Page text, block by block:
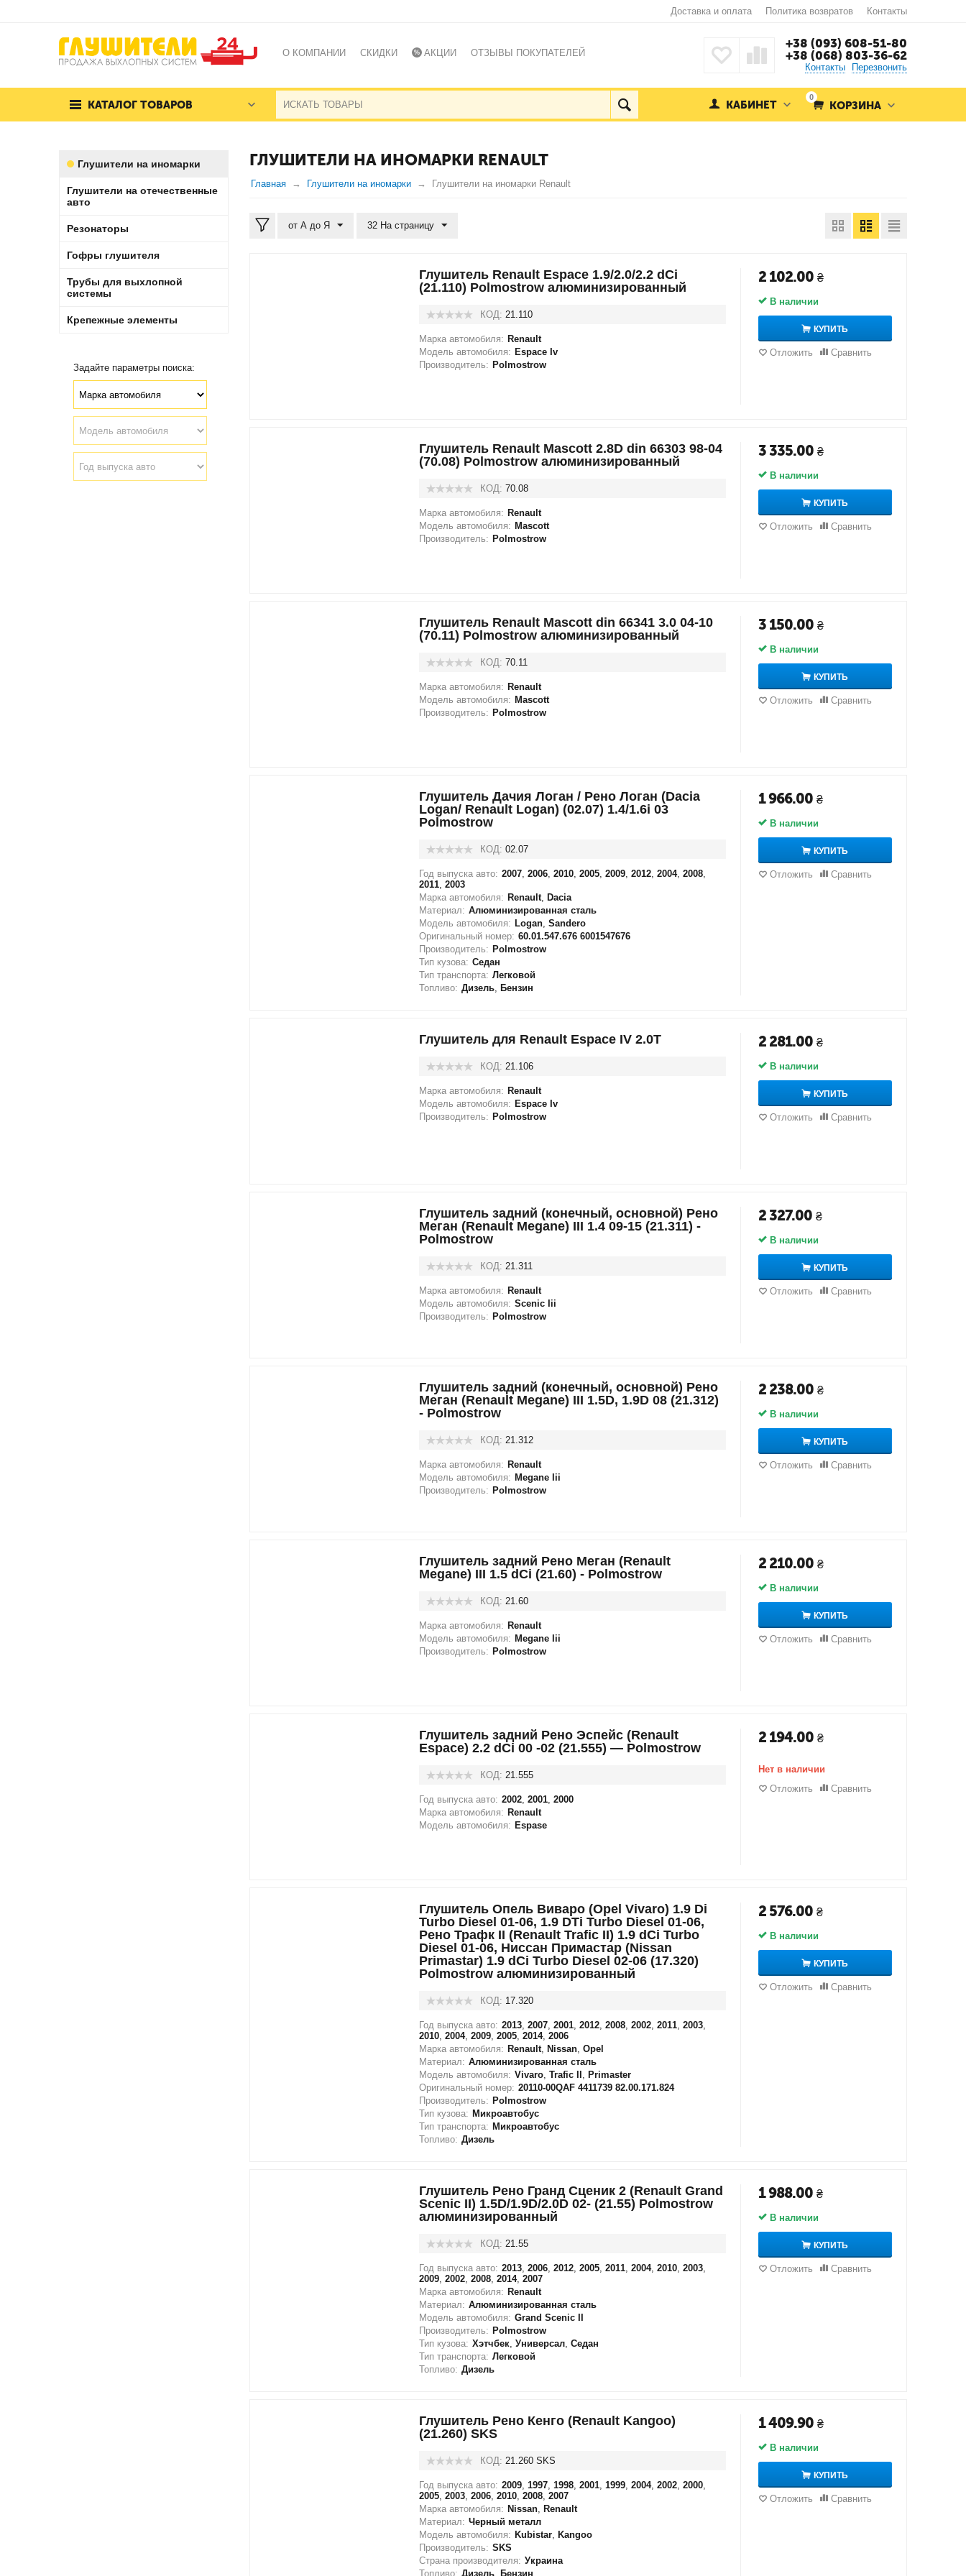
Доставка и оплата Политика возвратов Контакты
О КОМПАНИИ СКИДКИ АКЦИИ ОТЗЫВЫ ПОКУПАТЕЛЕЙ
+38 (093) 608-51-80
+38 (068) 803-36-62
Контакты Перезвонить
КАТАЛОГ ТОВАРОВ
0
КОРЗИНА
КАБИНЕТ
ГЛУШИТЕЛИ НА ИНОМАРКИ RENAULT
Главная Глушители на иномарки Глушители на иномарки Renault
от А до Я 32 На страницу
Глушитель Renault Espace 1.9/2.0/2.2 dCi
(21.110) Polmostrow алюминизированный
КОД: 21.110
Марка автомобиля: Renault
Модель автомобиля: Espace Iv
Производитель: Polmostrow
2 102.00 ₴
В наличии
КУПИТЬ
Отложить Сравнить
Глушитель Renault Mascott 2.8D din 66303 98-04
(70.08) Polmostrow алюминизированный
КОД: 70.08
Марка автомобиля: Renault
Модель автомобиля: Mascott
Производитель: Polmostrow
3 335.00 ₴
В наличии
КУПИТЬ
Отложить Сравнить
Глушитель Renault Mascott din 66341 3.0 04-10
(70.11) Polmostrow алюминизированный
КОД: 70.11
Марка автомобиля: Renault
Модель автомобиля: Mascott
Производитель: Polmostrow
3 150.00 ₴
В наличии
КУПИТЬ
Отложить Сравнить
Глушитель Дачия Логан / Рено Логан (Dacia
Logan/ Renault Logan) (02.07) 1.4/1.6i 03
Polmostrow
КОД: 02.07
Год выпуска авто: 2007, 2006, 2010, 2005, 2009, 2012, 2004, 2008,
2011, 2003
Марка автомобиля: Renault, Dacia
Материал: Алюминизированная сталь
Модель автомобиля: Logan, Sandero
Оригинальный номер: 60.01.547.676 6001547676
Производитель: Polmostrow
Тип кузова: Седан
Тип транспорта: Легковой
Топливо: Дизель, Бензин
1 966.00 ₴
В наличии
КУПИТЬ
Отложить Сравнить
Глушитель для Renault Espace IV 2.0T
КОД: 21.106
Марка автомобиля: Renault
Модель автомобиля: Espace Iv
Производитель: Polmostrow
2 281.00 ₴
В наличии
КУПИТЬ
Отложить Сравнить
Глушитель задний (конечный, основной) Рено
Меган (Renault Megane) III 1.4 09-15 (21.311) -
Polmostrow
КОД: 21.311
Марка автомобиля: Renault
Модель автомобиля: Scenic Iii
Производитель: Polmostrow
2 327.00 ₴
В наличии
КУПИТЬ
Отложить Сравнить
Глушитель задний (конечный, основной) Рено
Меган (Renault Megane) III 1.5D, 1.9D 08 (21.312)
- Polmostrow
КОД: 21.312
Марка автомобиля: Renault
Модель автомобиля: Megane Iii
Производитель: Polmostrow
2 238.00 ₴
В наличии
КУПИТЬ
Отложить Сравнить
Глушитель задний Рено Меган (Renault
Megane) III 1.5 dCi (21.60) - Polmostrow
КОД: 21.60
Марка автомобиля: Renault
Модель автомобиля: Megane Iii
Производитель: Polmostrow
2 210.00 ₴
В наличии
КУПИТЬ
Отложить Сравнить
Глушитель задний Рено Эспейс (Renault
Espace) 2.2 dCi 00 -02 (21.555) — Polmostrow
КОД: 21.555
Год выпуска авто: 2002, 2001, 2000
Марка автомобиля: Renault
Модель автомобиля: Espase
2 194.00 ₴
Нет в наличии
Отложить
Сравнить
Глушитель Опель Виваро (Opel Vivaro) 1.9 Di
Turbo Diesel 01-06, 1.9 DTi Turbo Diesel 01-06,
Рено Трафк II (Renault Trafic II) 1.9 dCi Turbo
Diesel 01-06, Ниссан Примастар (Nissan
Primastar) 1.9 dCi Turbo Diesel 02-06 (17.320)
Polmostrow алюминизированный
КОД: 17.320
Год выпуска авто: 2013, 2007, 2001, 2012, 2008, 2002, 2011, 2003,
2010, 2004, 2009, 2005, 2014, 2006
Марка автомобиля: Renault, Nissan, Opel
Материал: Алюминизированная сталь
Модель автомобиля: Vivaro, Trafic II , Primaster
Оригинальный номер: 20110-00QAF 4411739 82.00.171.824
Производитель: Polmostrow
Тип кузова: Микроавтобус
Тип транспорта: Микроавтобус
Топливо: Дизель
2 576.00 ₴
В наличии
КУПИТЬ
Отложить Сравнить
Глушитель Рено Гранд Сценик 2 (Renault Grand
Scenic II) 1.5D/1.9D/2.0D 02- (21.55) Polmostrow
алюминизированный
КОД: 21.55
Год выпуска авто: 2013, 2006, 2012, 2005, 2011, 2004, 2010, 2003,
2009, 2002, 2008, 2014, 2007
Марка автомобиля: Renault
Материал: Алюминизированная сталь
Модель автомобиля: Grand Scenic II
Производитель: Polmostrow
Тип кузова: Хэтчбек, Универсал, Седан
Тип транспорта: Легковой
Топливо: Дизель
1 988.00 ₴
В наличии
КУПИТЬ
Отложить Сравнить
Глушитель Рено Кенго (Renault Kangoo)
(21.260) SKS
КОД: 21.260 SKS
Год выпуска авто: 2009, 1997, 1998, 2001, 1999, 2004, 2002, 2000,
2005, 2003, 2006, 2010, 2008, 2007
Марка автомобиля: Nissan, Renault
Материал: Черный металл
Модель автомобиля: Kubistar, Kangoo
Производитель: SKS
Страна производителя: Украина
Топливо: Дизель, Бензин
1 409.90 ₴
В наличии
КУПИТЬ
Отложить Сравнить
Глушители на иномарки
Глушители на отечественные
авто
Резонаторы
Гофры глушителя
Трубы для выхлопной
системы
Крепежные элементы
Задайте параметры поиска: